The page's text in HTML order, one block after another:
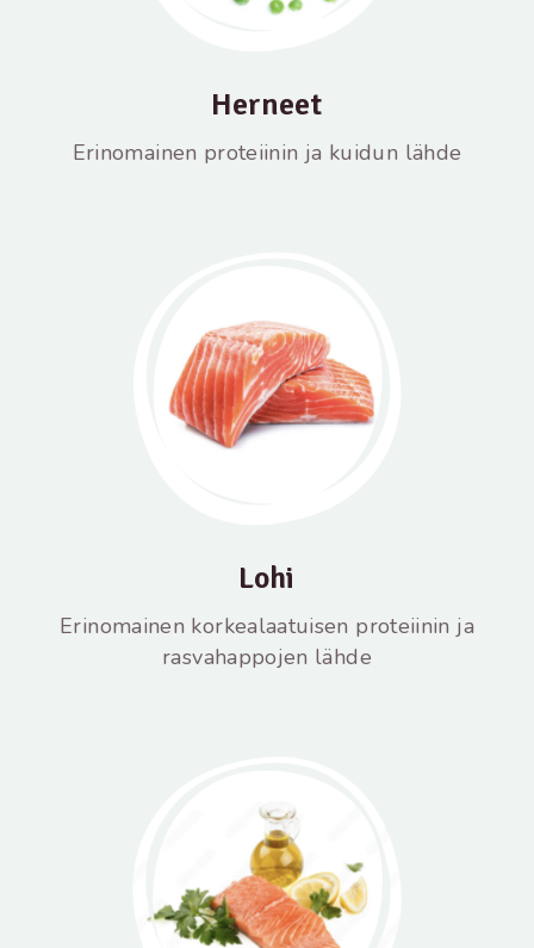
Herneet
Erinomainen proteiinin ja kuidun lähde
Lohi
Erinomainen korkealaatuisen proteiinin ja
rasvahappojen lähde